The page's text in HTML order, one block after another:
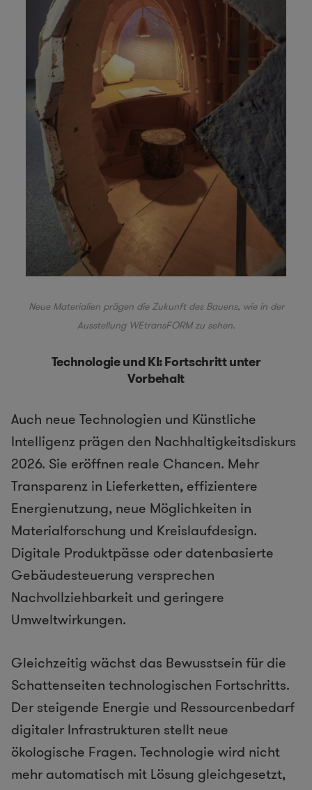
Neue Materialien prägen die Zukunft des Bauens, wie in der
Ausstellung WEtransFORMzu sehen.
Technologie und KI: Fortschritt unter
Vorbehalt
Auch neue Technologien und Künstliche
Intelligenz prägen den Nachhaltigkeitsdiskurs
2026. Sie eröffnen reale Chancen. Mehr
Transparenz in Lieferketten, effizientere
Energienutzung, neue Möglichkeiten in
Materialforschung und Kreislaufdesign.
Digitale Produktpässe oder datenbasierte
Gebäudesteuerung versprechen
Nachvollziehbarkeit und geringere
Umweltwirkungen.
Gleichzeitig wächst das Bewusstsein für die
Schattenseiten technologischen Fortschritts.
Der steigende Energie und Ressourcenbedarf
digitaler Infrastrukturen stellt neue
ökologische Fragen. Technologie wird nicht
mehr automatisch mit Lösung gleichgesetzt,